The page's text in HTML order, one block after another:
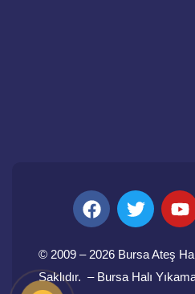
© 2009 – 2026 Bursa Ateş
Saklıdır. – Bursa Halı